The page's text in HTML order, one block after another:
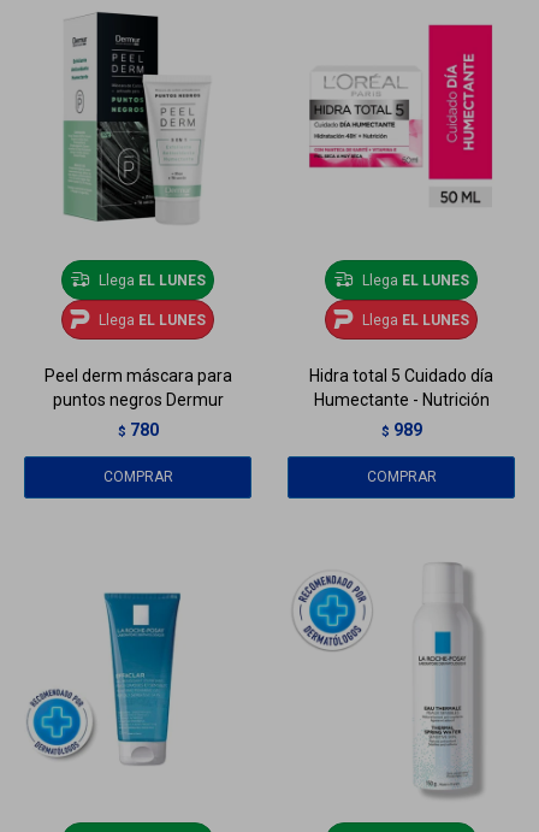
Llega EL LUNES
Llega EL LUNES
Peel derm máscara para
puntos negros Dermur
$ 780
Llega EL LUNES
Llega EL LUNES
Hidra total 5 Cuidado día
Humectante - Nutrición
$ 989